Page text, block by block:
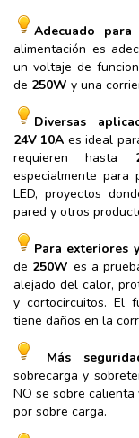
Adecuado
alimentación es
un voltaje de
de 250W y una
Diversas
24V 10A es ideal
requieren hasta
especialmente para
LED, proyectos
pared y otros
Para exteriores
de 250W es a
alejado del calor,
y cortocircuitos. El
tiene daños en la
Más
sobrecarga y
NO se sobre
por sobre carga.